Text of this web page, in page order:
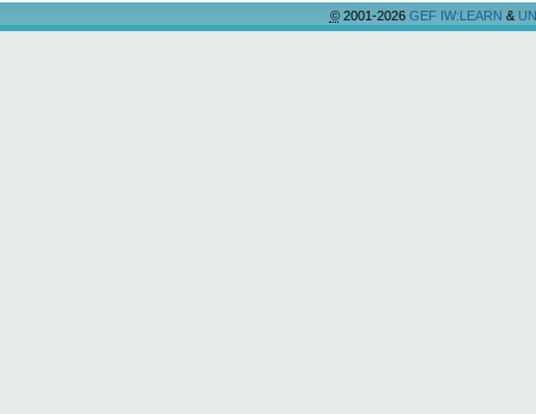
©2001-2026 GEF IW:LEARN &